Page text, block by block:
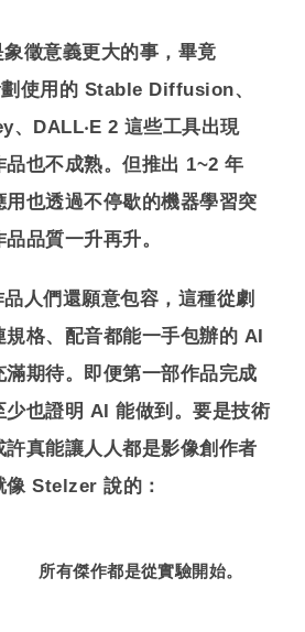
象徵意義更大的事，畢竟
使用的 Stable Diffusion、
、DALL‧E 2 這些工具出現
品也不成熟。但推出 1~2 年
用也透過不停歇的機器學習突
品質一升再升。
人們還願意包容，這種從劇
規格、配音都能一手包辦的 AI
滿期待。即便第一部作品完成
少也證明 AI 能做到。要是技術
許真能讓人人都是影像創作者
像 Stelzer 說的：
所有傑作都是從實驗開始。